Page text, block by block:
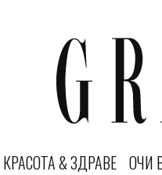
КРАСОТА & ЗДРАВЕ ОЧИ